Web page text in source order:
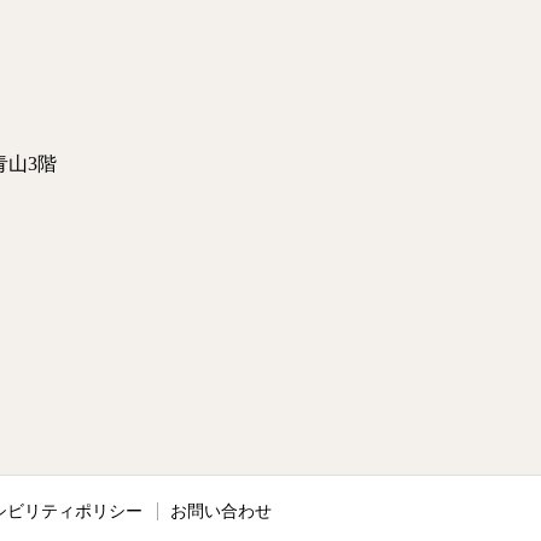
山3階
ビリティポリシー お問い合わせ